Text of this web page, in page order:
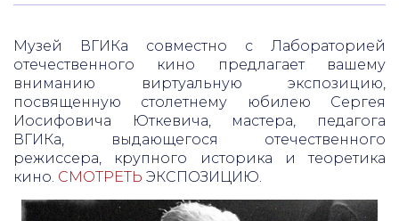
Музей ВГИКа совместно с Лабораторией
отечественного кино предлагает вашему
вниманию виртуальную экспозицию,
посвященную столетнему юбилею Сергея
Иосифовича Юткевича, мастера, педагога
ВГИКа, выдающегося отечественного
режиссера, крупного историка и теоретика
кино. СМОТРЕТЬ ЭКСПОЗИЦИЮ.